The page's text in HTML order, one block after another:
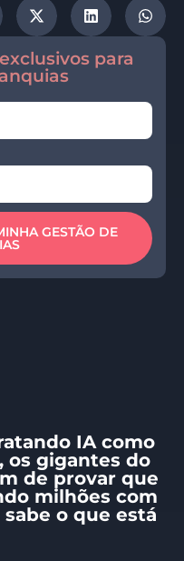
para
GESTÃO DE
IA como
os gigantes do
de provar que
milhões com
o que está